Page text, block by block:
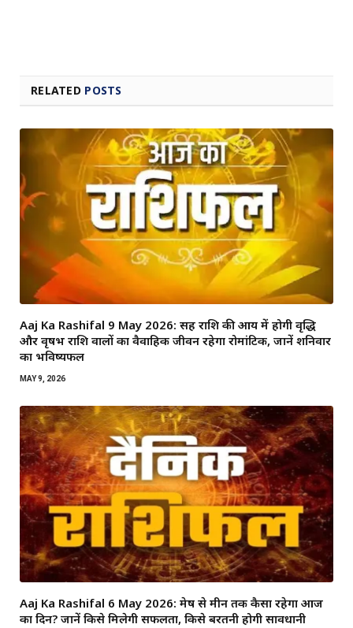
RELATED POSTS
Aaj Ka Rashifal 9 May 2026: सिंह राशि की आय में होगी वृद्धि
और वृषभ राशि वालों का वैवाहिक जीवन रहेगा रोमांटिक, जानें शनिवार
का भविष्यफल
MAY 9, 2026
Aaj Ka Rashifal 6 May 2026: मेष से मीन तक कैसा रहेगा आज
का दिन? जानें किसे मिलेगी सफलता, किसे बरतनी होगी सावधानी